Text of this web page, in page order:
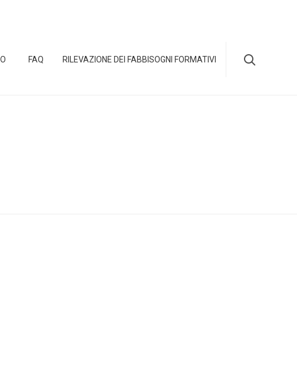
FAQ RILEVAZIONE DEI FABBISOGNI FORMATIVI 